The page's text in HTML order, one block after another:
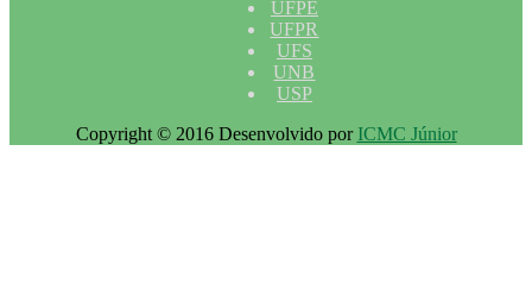
UFPE
UFPR
UFS
UNB
USP
Copyright © 2016 Desenvolvido por ICMC Júnior